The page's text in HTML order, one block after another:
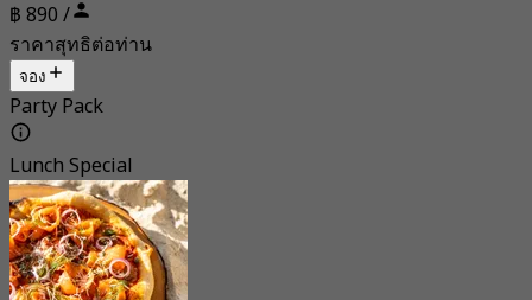
฿ 890 /
ราคาสุทธิต่อท่าน
จอง
Party Pack
Lunch Special